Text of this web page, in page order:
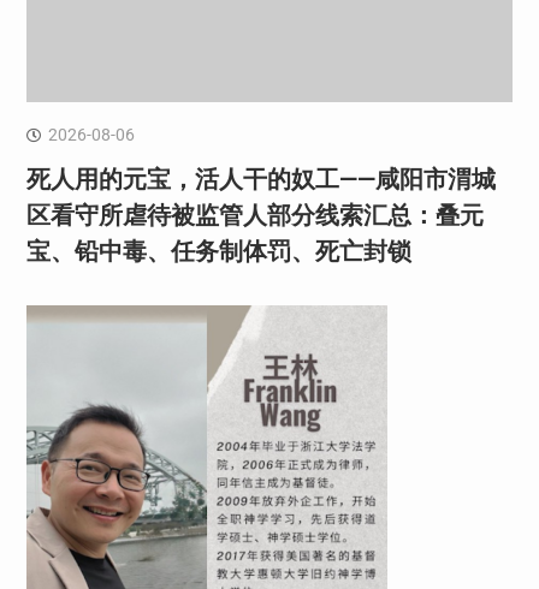
2026-08-06
死人用的元宝，活人干的奴工——咸阳市渭城
区看守所虐待被监管人部分线索汇总：叠元
宝、铅中毒、任务制体罚、死亡封锁